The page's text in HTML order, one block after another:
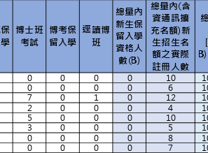
0 0 0 0 10
0 0 0 0 6
7 0 1 0 12
2 0 0 0 4
5 0 0 0 10
3 0 0 0 5
0 0 0 0 8
0 0 0 0 7
博士班
考試
博考保
留入學
逕讀博
班
總量內
新生保
留入學
資格人
數(B)
總量內(
資通訊
充名額)
生招生
額之實
註冊人數
保
學